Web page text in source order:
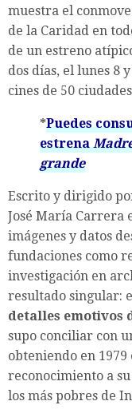
muestra el
de la Caridad en
de un estreno
dos días, el lunes 8
cines de 50
*Puedes
estrena
grande
Escrito y dirigido
José María Carrera
imágenes y datos
fundaciones como
investigación en
resultado singular:
detalles emotivos
supo conciliar con
obteniendo en
reconocimiento a
los más pobres de